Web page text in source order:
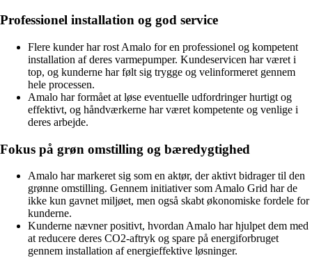
Professionel installation og god service
Flere kunder har rost Amalo for en professionel og kompetent
installation af deres varmepumper. Kundeservicen har været i
top, og kunderne har følt sig trygge og velinformeret gennem
hele processen.
Amalo har formået at løse eventuelle udfordringer hurtigt og
effektivt, og håndværkerne har været kompetente og venlige i
deres arbejde.
Fokus på grøn omstilling og bæredygtighed
Amalo har markeret sig som en aktør, der aktivt bidrager til den
grønne omstilling. Gennem initiativer som Amalo Grid har de
ikke kun gavnet miljøet, men også skabt økonomiske fordele for
kunderne.
Kunderne nævner positivt, hvordan Amalo har hjulpet dem med
at reducere deres CO2-aftryk og spare på energiforbruget
gennem installation af energieffektive løsninger.